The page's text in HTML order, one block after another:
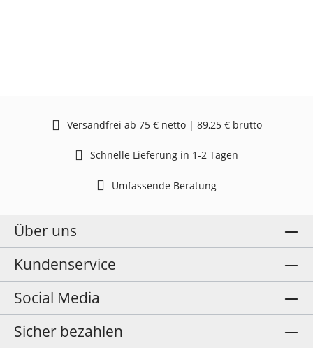
Versandfrei ab 75 € netto | 89,25 € brutto
Schnelle Lieferung in 1-2 Tagen
Umfassende Beratung
Über uns
Kundenservice
Social Media
Sicher bezahlen